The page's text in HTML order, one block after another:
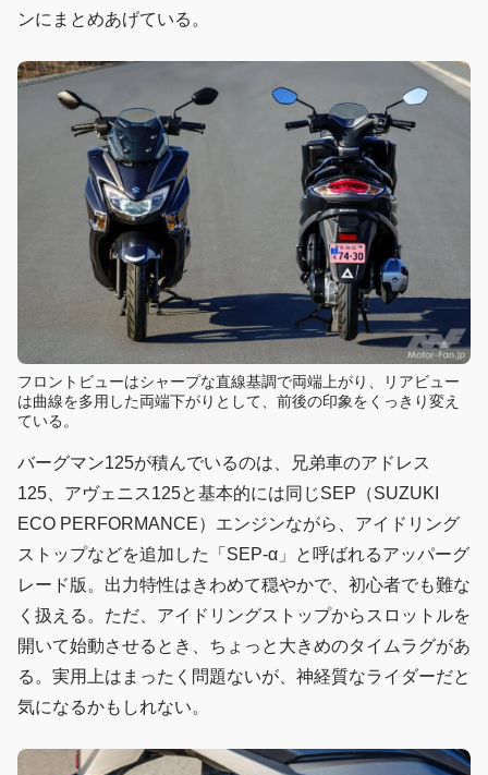
ンにまとめあげている。
フロントビューはシャープな直線基調で両端上がり、リアビュー
は曲線を多用した両端下がりとして、前後の印象をくっきり変え
ている。
バーグマン125が積んでいるのは、兄弟車のアドレス
125、アヴェニス125と基本的には同じSEP（SUZUKI
ECO PERFORMANCE）エンジンながら、アイドリング
ストップなどを追加した「SEP-α」と呼ばれるアッパーグ
レード版。出力特性はきわめて穏やかで、初心者でも難な
く扱える。ただ、アイドリングストップからスロットルを
開いて始動させるとき、ちょっと大きめのタイムラグがあ
る。実用上はまったく問題ないが、神経質なライダーだと
気になるかもしれない。